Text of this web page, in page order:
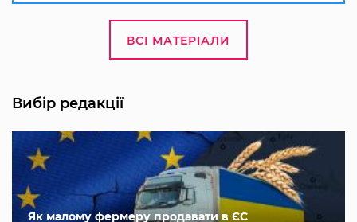
ВСІ МАТЕРІАЛИ
Вибір редакції
Як малому фермеру продавати в ЄС